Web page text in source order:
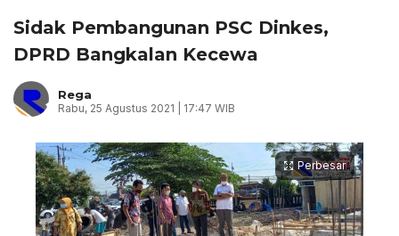
Sidak Pembangunan PSC Dinkes,
DPRD Bangkalan Kecewa
Rega
Rabu, 25 Agustus 2021 | 17:47 WIB
Perbesar